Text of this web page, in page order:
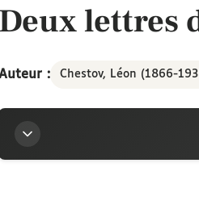
Deux lettres
: Chestov, Léon (1866-